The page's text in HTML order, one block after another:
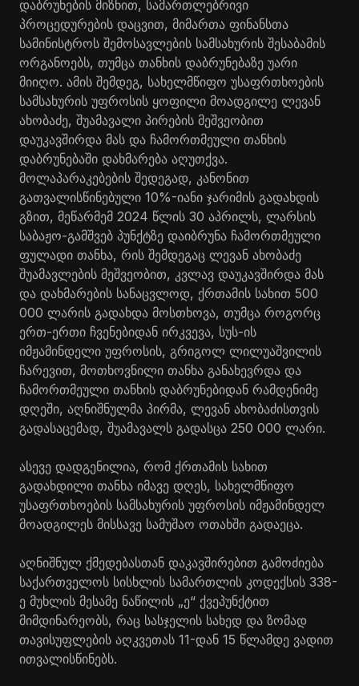
დაბრუნების მიზნით, სამართლებრივი
პროცედურების დაცვით, მიმართა ფინანსთა
სამინისტროს შემოსავლების სამსახურის შესაბამის
ორგანოებს, თუმცა თანხის დაბრუნებაზე უარი
მიიღო. ამის შემდეგ, სახელმწიფო უსაფრთხოების
სამსახურის უფროსის ყოფილი მოადგილე ლევან
ახობაძე, შუამავალი პირების მეშვეობით
დაუკავშირდა მას და ჩამორთმეული თანხის
დაბრუნებაში დახმარება აღუთქვა.
მოლაპარაკებების შედეგად, კანონით
გათვალისწინებული 10%-იანი ჯარიმის გადახდის
გზით, მეწარმემ 2024 წლის 30 აპრილს, ლარსის
საბაჟო-გამშვებ პუნქტზე დაიბრუნა ჩამორთმეული
ფულადი თანხა, რის შემდეგაც ლევან ახობაძე
შუამავლების მეშვეობით, კვლავ დაუკავშირდა მას
და დახმარების სანაცვლოდ, ქრთამის სახით 500
000 ლარის გადახდა მოსთხოვა, თუმცა როგორც
ერთ-ერთი ჩვენებიდან ირკვევა, სუს-ის
იმჟამინდელი უფროსის, გრიგოლ ლილუაშვილის
ჩარევით, მოთხოვნილი თანხა განახევრდა და
ჩამორთმეული თანხის დაბრუნებიდან რამდენიმე
დღეში, აღნიშნულმა პირმა, ლევან ახობაძისთვის
გადასაცემად, შუამავალს გადასცა 250 000 ლარი.
ასევე დადგენილია, რომ ქრთამის სახით
გადახდილი თანხა იმავე დღეს, სახელმწიფო
უსაფრთხოების სამსახურის უფროსის იმჟამინდელ
მოადგილეს მისსავე სამუშაო ოთახში გადაეცა.
აღნიშნულ ქმედებასთან დაკავშირებით გამოძიება
საქართველოს სისხლის სამართლის კოდექსის 338-
ე მუხლის მესამე ნაწილის „ე“ ქვეპუნქტით
მიმდინარეობს, რაც სასჯელის სახედ და ზომად
თავისუფლების აღკვეთას 11-დან 15 წლამდე ვადით
ითვალისწინებს.